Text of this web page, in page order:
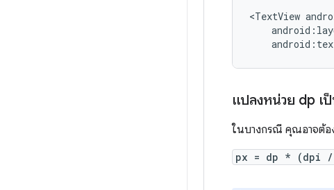
<TextView
แปลงหน่วย dp เ
ในบางกรณี คุณอาจต้อ
px = dp * (dpi /